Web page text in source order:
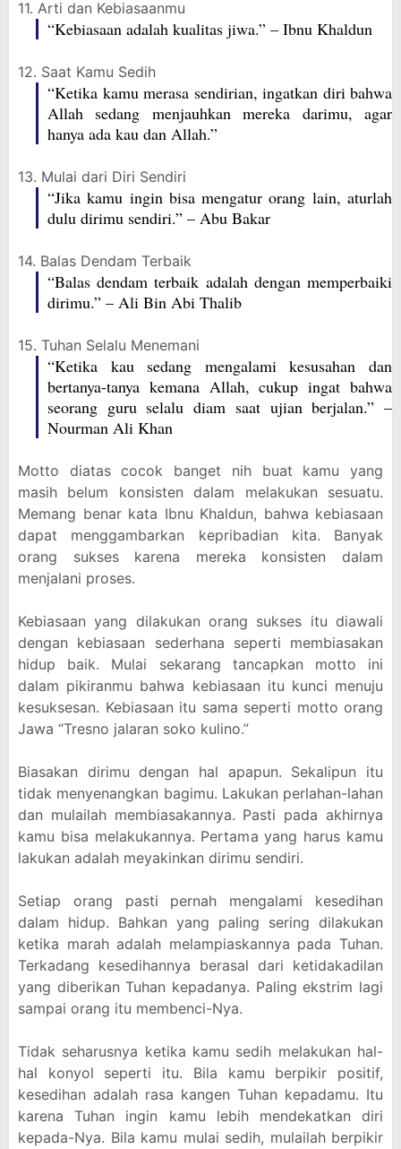
11. Arti dan Kebiasaanmu
“Kebiasaan adalah kualitas jiwa.” – Ibnu Khaldun
12. Saat Kamu Sedih
“Ketika kamu merasa sendirian, ingatkan diri bahwa
Allah sedang menjauhkan mereka darimu, agar
hanya ada kau dan Allah.”
13. Mulai dari Diri Sendiri
“Jika kamu ingin bisa mengatur orang lain, aturlah
dulu dirimu sendiri.” – Abu Bakar
14. Balas Dendam Terbaik
“Balas dendam terbaik adalah dengan memperbaiki
dirimu.” – Ali Bin Abi Thalib
15. Tuhan Selalu Menemani
“Ketika kau sedang mengalami kesusahan dan
bertanya-tanya kemana Allah, cukup ingat bahwa
seorang guru selalu diam saat ujian berjalan.” –
Nourman Ali Khan
Motto diatas cocok banget nih buat kamu yang
masih belum konsisten dalam melakukan sesuatu.
Memang benar kata Ibnu Khaldun, bahwa kebiasaan
dapat menggambarkan kepribadian kita. Banyak
orang sukses karena mereka konsisten dalam
menjalani proses.
Kebiasaan yang dilakukan orang sukses itu diawali
dengan kebiasaan sederhana seperti membiasakan
hidup baik. Mulai sekarang tancapkan motto ini
dalam pikiranmu bahwa kebiasaan itu kunci menuju
kesuksesan. Kebiasaan itu sama seperti motto orang
Jawa “Tresno jalaran soko kulino.”
Biasakan dirimu dengan hal apapun. Sekalipun itu
tidak menyenangkan bagimu. Lakukan perlahan-lahan
dan mulailah membiasakannya. Pasti pada akhirnya
kamu bisa melakukannya. Pertama yang harus kamu
lakukan adalah meyakinkan dirimu sendiri.
Setiap orang pasti pernah mengalami kesedihan
dalam hidup. Bahkan yang paling sering dilakukan
ketika marah adalah melampiaskannya pada Tuhan.
Terkadang kesedihannya berasal dari ketidakadilan
yang diberikan Tuhan kepadanya. Paling ekstrim lagi
sampai orang itu membenci-Nya.
Tidak seharusnya ketika kamu sedih melakukan hal-
hal konyol seperti itu. Bila kamu berpikir positif,
kesedihan adalah rasa kangen Tuhan kepadamu. Itu
karena Tuhan ingin kamu lebih mendekatkan diri
kepada-Nya. Bila kamu mulai sedih, mulailah berpikir